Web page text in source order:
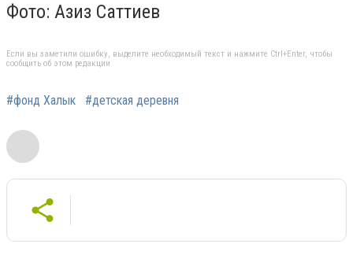
Фото: Азиз Саттиев
Если вы заметили ошибку, выделите необходимый текст и нажмите Ctrl+Enter, чтобы
сообщить об этом редакции
#фонд Халык #детская деревня